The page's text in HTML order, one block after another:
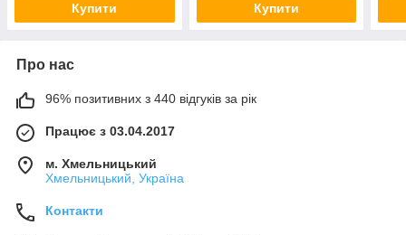
Купити Купити
Про нас
96% позитивних з 440 відгуків за рік
Працює з 03.04.2017
м. Хмельницький
Хмельницький, Україна
Контакти